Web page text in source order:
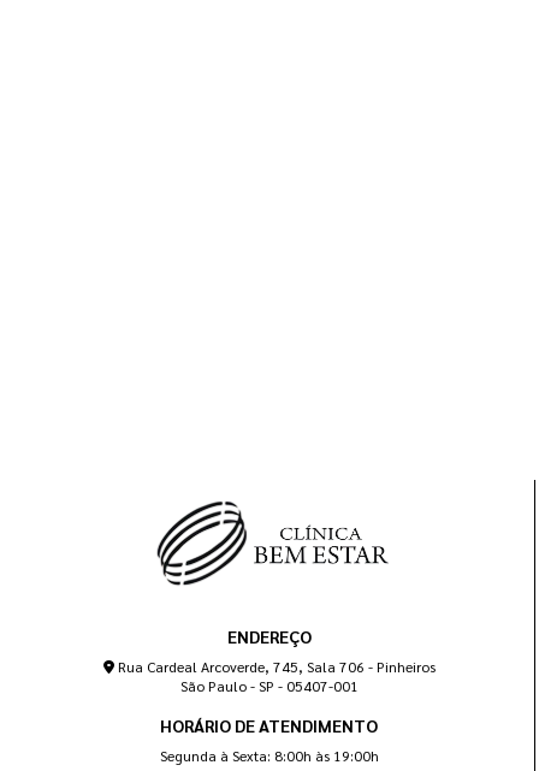
ENDEREÇO
Rua Cardeal Arcoverde, 745, Sala 706 - Pinheiros
São Paulo - SP - 05407-001
HORÁRIO DE ATENDIMENTO
Segunda à Sexta: 8:00h às 19:00h